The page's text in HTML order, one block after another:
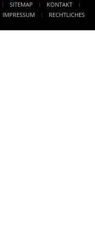
SITEMAP
KONTAKT
IMPRESSUM
RECHTLICHES